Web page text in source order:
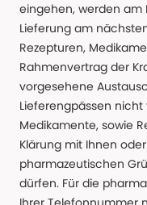
eingehen, werden am
Lieferung am
Rezepturen,
Rahmenvertrag der
vorgesehene
Lieferengpässen
Medikamente, sowie
Klärung mit Ihnen
pharmazeutischen
dürfen. Für die